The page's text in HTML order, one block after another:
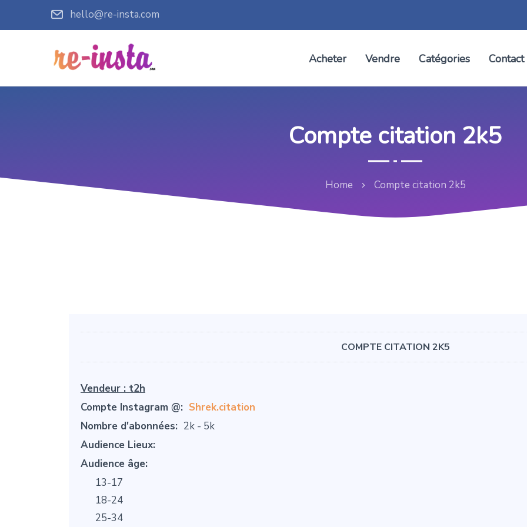
hello@re-insta.com
Acheter Vendre Catégories Contact
Compte citation 2k5
Home Compte citation 2k5
COMPTE CITATION 2K5
Vendeur : t2h
Compte Instagram @: Shrek.citation
Nombre d'abonnées: 2k - 5k
Audience Lieux:
Audience âge:
13-17
18-24
25-34